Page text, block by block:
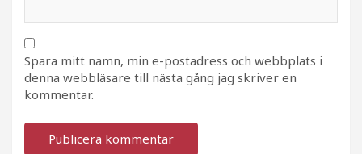
Spara mitt namn, min e-postadress och webbplats i
denna webbläsare till nästa gång jag skriver en
kommentar.